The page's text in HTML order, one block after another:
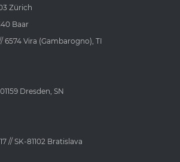
Zürich
Baar
6574 Vira (Gambarogno), TI
Dresden, SN
// SK-81102 Bratislava